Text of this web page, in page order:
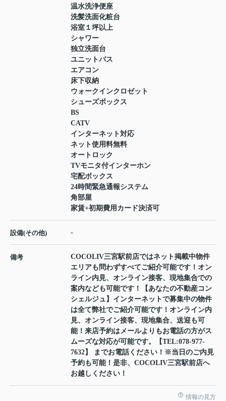
温水洗浄便座
洗髪洗面化粧台
浴室１坪以上
シャワー
独立洗面台
ユニットバス
エアコン
床下収納
ウォークインクロゼット
シューズボックス
BS
CATV
インターネット対応
ネット使用料無料
オートロック
TVモニタ付インターホン
宅配ボックス
24時間緊急通報システム
角部屋
家賃+初期費用カード決済可
設備(その他) -
備考
COCOLIV三宮駅前店ではネット掲載中物件
エリアも問わずすべてご紹介可能です！オン
ライン内見、オンライン接客、現地集合での
案内なども可能です！【あなたの不動産コン
シェルジュ】インターネットで募集中の物件
は全て弊社でご紹介可能です！オンライン内
見、オンライン接客、現地集合、送迎も可
能！来店予約はメールよりもお電話の方がス
ムーズな対応が可能です。【TEL:078-977-
7632】 までお電話ください！※当日のご内見
予約も可能！是非、COCOLIV三宮駅前店へ
お越しください！
情報の見方